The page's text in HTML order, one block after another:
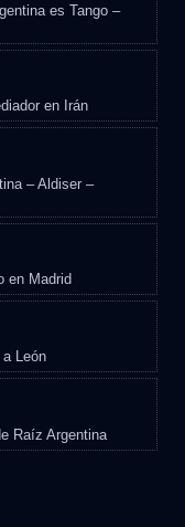
es Tango –
en Irán
– Aldiser –
en Madrid
León
Raíz Argentina